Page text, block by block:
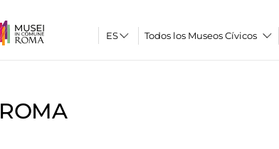
Todos los Museos Cívicos